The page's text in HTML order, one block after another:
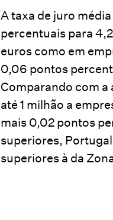
A taxa de juro
percentuais para
euros como em
0,06 pontos
Comparando com
até 1 milhão a
mais 0,02 pontos
superiores,
superiores à da